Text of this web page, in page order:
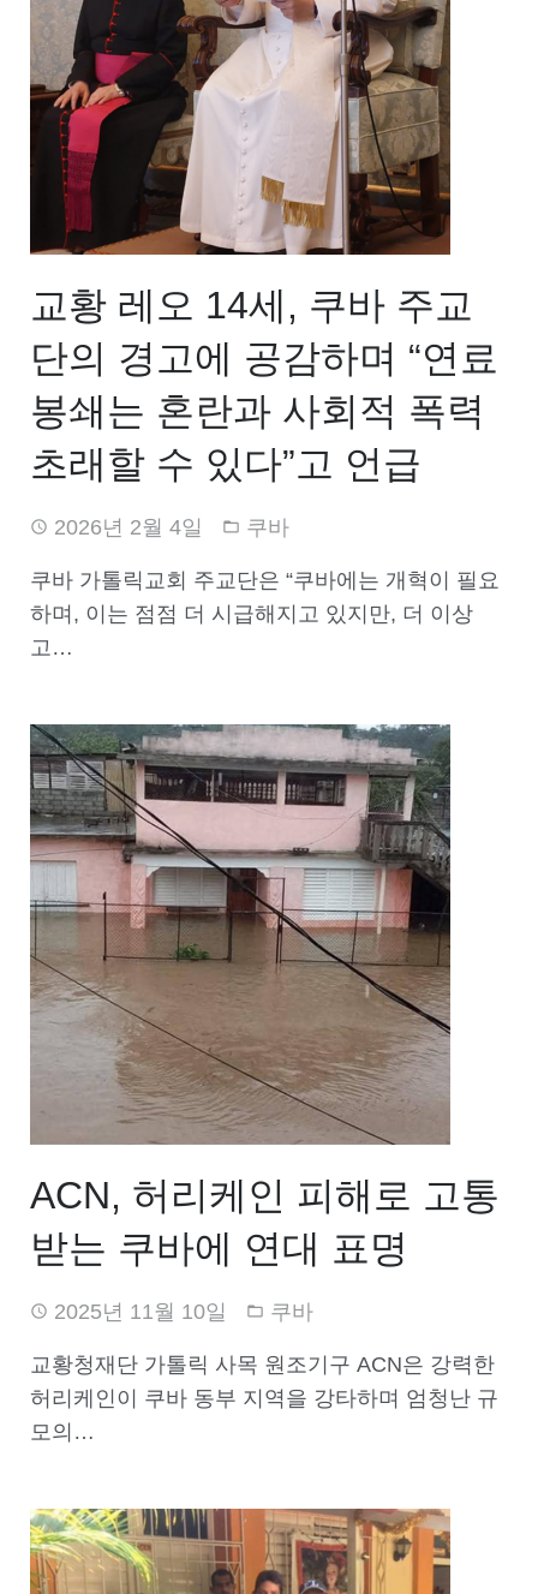
교황 레오 14세, 쿠바 주교
단의 경고에 공감하며 “연료
봉쇄는 혼란과 사회적 폭력
초래할 수 있다”고 언급
2026년 2월 4일 쿠바
쿠바 가톨릭교회 주교단은 “쿠바에는 개혁이 필요
하며, 이는 점점 더 시급해지고 있지만, 더 이상
고…
ACN, 허리케인 피해로 고통
받는 쿠바에 연대 표명
2025년 11월 10일 쿠바
교황청재단 가톨릭 사목 원조기구 ACN은 강력한
허리케인이 쿠바 동부 지역을 강타하며 엄청난 규
모의…